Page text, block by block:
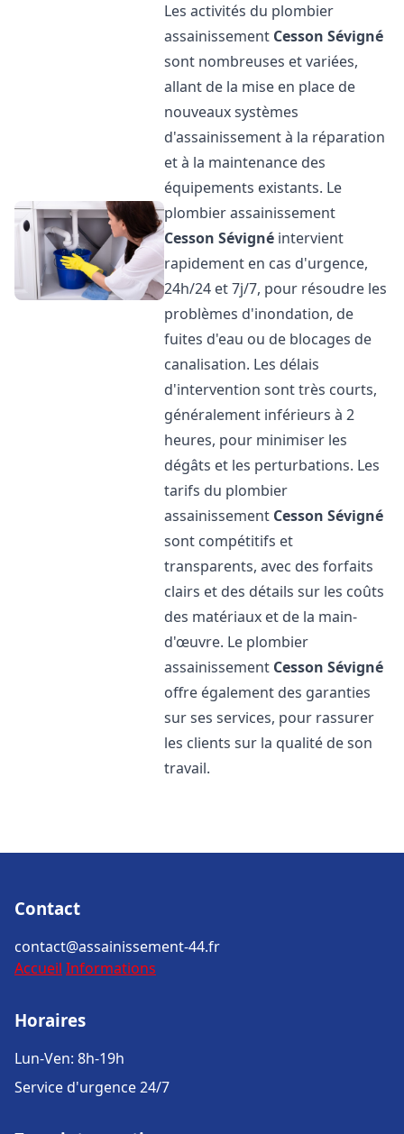
Les activités du plombier
assainissement Cesson Sévigné
sont nombreuses et variées,
allant de la mise en place de
nouveaux systèmes
d'assainissement à la réparation
et à la maintenance des
équipements existants. Le
plombier assainissement
Cesson Sévigné intervient
rapidement en cas d'urgence,
24h/24 et 7j/7, pour résoudre les
problèmes d'inondation, de
fuites d'eau ou de blocages de
canalisation. Les délais
d'intervention sont très courts,
généralement inférieurs à 2
heures, pour minimiser les
dégâts et les perturbations. Les
tarifs du plombier
assainissement Cesson Sévigné
sont compétitifs et
transparents, avec des forfaits
clairs et des détails sur les coûts
des matériaux et de la main-
d'œuvre. Le plombier
assainissement Cesson Sévigné
offre également des garanties
sur ses services, pour rassurer
les clients sur la qualité de son
travail.
Contact
contact@assainissement-44.fr
Accueil Informations
Horaires
Lun-Ven: 8h-19h
Service d'urgence 24/7